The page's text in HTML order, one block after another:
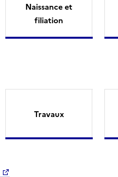
Naissance et
filiation
Travaux